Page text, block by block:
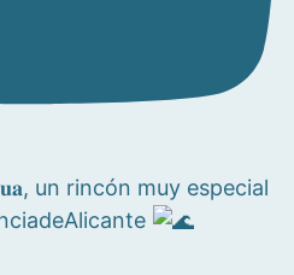
un rincón muy especial